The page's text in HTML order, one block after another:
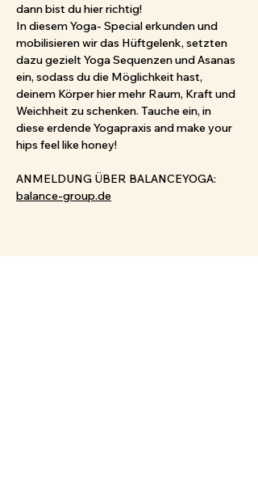
dann bist du hier richtig!
In diesem Yoga- Special erkunden und
mobilisieren wir das Hüftgelenk, setzten
dazu gezielt Yoga Sequenzen und Asanas
ein, sodass du die Möglichkeit hast,
deinem Körper hier mehr Raum, Kraft und
Weichheit zu schenken. Tauche ein, in
diese erdende Yogapraxis and make your
hips feel like honey!
ANMELDUNG ÜBER BALANCEYOGA:
balance-group.de